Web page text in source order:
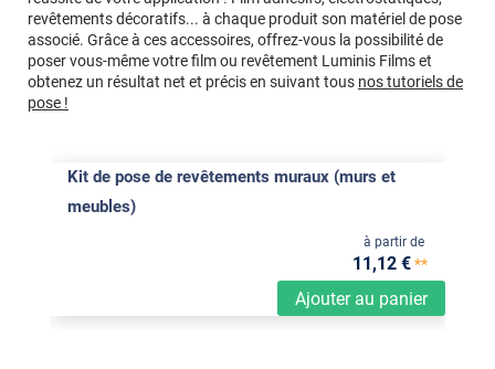
revêtements décoratifs... à chaque produit son matériel de pose
associé. Grâce à ces accessoires, offrez-vous la possibilité de
poser vous-même votre film ou revêtement Luminis Films et
obtenez un résultat net et précis en suivant tous nos tutoriels de
pose !
Kit de pose de revêtements muraux (murs et
meubles)
Ajouter au panier
à partir de
11,12 €**